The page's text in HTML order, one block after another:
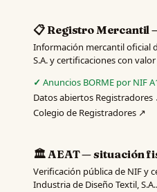
📋 Registro Mercantil
Información mercantil oficial
S.A. y certificaciones con
Anuncios BORME por NIF
Datos abiertos Registradores
Colegio de Registradores ↗
🏛️ AEAT — situación
Verificación pública de NIF y
Industria de Diseño Textil, S.A..